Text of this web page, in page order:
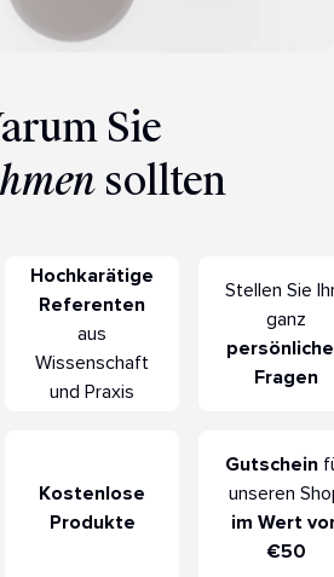
Sie
sollten
Hochkarätige
Referenten
aus
Wissenschaft
und Praxis
Stellen Sie
ganz
Fragen
Kostenlose
Produkte
Gutschein
unseren
im Wert
€50